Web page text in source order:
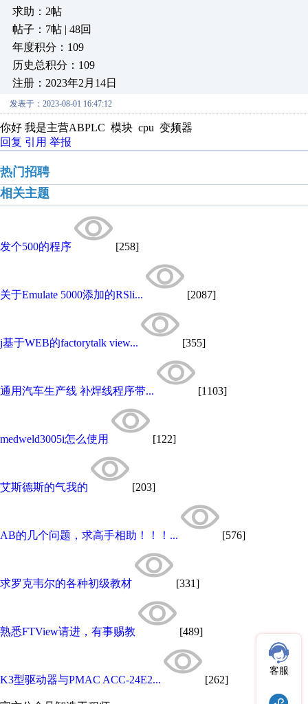
求助：2帖
帖子：7帖 | 48回
年度积分：109
历史总积分：109
注册：2023年2月14日
发表于：2023-08-01 16:47:12
你好 我是主营ABPLC 模块 cpu 变频器
回复 引用 举报
热门招聘
相关主题
发个500的程序 [258]
关于Emulate 5000添加的RSli... [2087]
j基于WEB的factorytalk view... [355]
通用汽车生产线 补焊线程序带... [1103]
medweld3005i怎么使用 [122]
艾斯德斯的气我的 [203]
AB的几个问题，求高手相助！！！... [576]
求罗克韦尔的各种初级教材 [331]
熟悉FTView请进，有事赐教 [489]
K3型驱动器与PMAC ACC-24E2... [262]
客服